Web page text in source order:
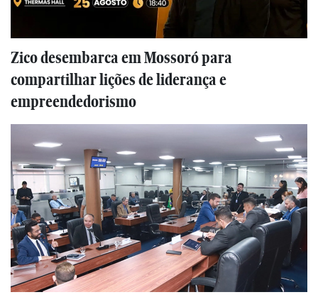
Zico desembarca em Mossoró para
compartilhar lições de liderança e
empreendedorismo